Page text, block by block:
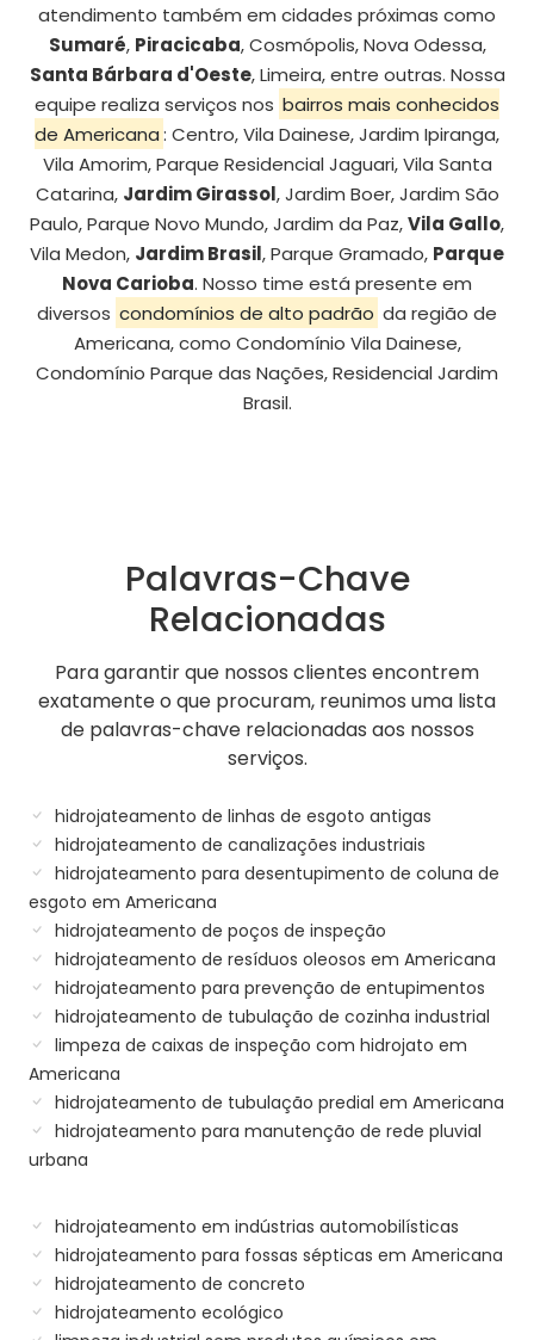
atendimento também em cidades próximas como
Sumaré, Piracicaba, Cosmópolis, Nova Odessa,
Santa Bárbara d'Oeste, Limeira, entre outras. Nossa
equipe realiza serviços nos bairros mais conhecidos
de Americana: Centro, Vila Dainese, Jardim Ipiranga,
Vila Amorim, Parque Residencial Jaguari, Vila Santa
Catarina, Jardim Girassol, Jardim Boer, Jardim São
Paulo, Parque Novo Mundo, Jardim da Paz,Vila Gallo,
Vila Medon, Jardim Brasil, Parque Gramado, Parque
Nova Carioba. Nosso time está presente em
diversos condomínios de alto padrão da região de
Americana, como Condomínio Vila Dainese,
Condomínio Parque das Nações, Residencial Jardim
Brasil.
Palavras-Chave
Relacionadas
Para garantir que nossos clientes encontrem
exatamente o que procuram, reunimos uma lista
de palavras-chave relacionadas aos nossos
serviços.
hidrojateamento de linhas de esgoto antigas
hidrojateamento de canalizações industriais
hidrojateamento para desentupimento de coluna de
esgoto em Americana
hidrojateamento de poços de inspeção
hidrojateamento de resíduos oleosos em Americana
hidrojateamento para prevenção de entupimentos
hidrojateamento de tubulação de cozinha industrial
limpeza de caixas de inspeção com hidrojato em
Americana
hidrojateamento de tubulação predial em Americana
hidrojateamento para manutenção de rede pluvial
urbana
hidrojateamento em indústrias automobilísticas
hidrojateamento para fossas sépticas em Americana
hidrojateamento de concreto
hidrojateamento ecológico